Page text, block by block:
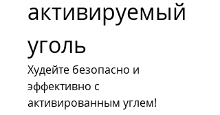
активируемый
уголь
Худейте безопасно и
эффективно с
активированным углем!